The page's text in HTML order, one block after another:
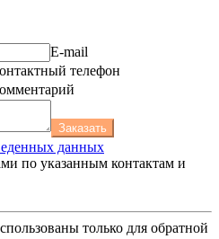
E-mail
телефон
Заказать
данных
по указанным контактам и
только для обратной